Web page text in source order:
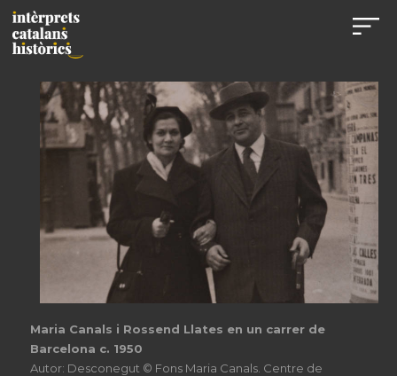
Maria Canals i Rossend Llates en un carrer de
Barcelona c. 1950
Autor: Desconegut © Fons Maria Canals. Centre de